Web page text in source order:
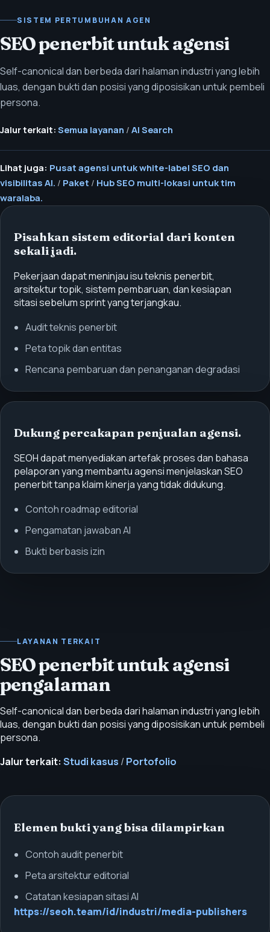
SISTEM PERTUMBUHAN AGEN
SEO penerbit untuk agensi
Self-canonical dan berbeda dari halaman industri yang lebih
luas, dengan bukti dan posisi yang diposisikan untuk pembeli
persona.
Jalur terkait: Semua layanan / AI Search
Lihat juga: Pusat agensi untuk white-label SEO dan
visibilitas AI. / Paket / Hub SEO multi-lokasi untuk tim
waralaba.
Pisahkan sistem editorial dari konten
sekali jadi.
Pekerjaan dapat meninjau isu teknis penerbit,
arsitektur topik, sistem pembaruan, dan kesiapan
sitasi sebelum sprint yang terjangkau.
Audit teknis penerbit
Peta topik dan entitas
Rencana pembaruan dan penanganan degradasi
Dukung percakapan penjualan agensi.
SEOH dapat menyediakan artefak proses dan bahasa
pelaporan yang membantu agensi menjelaskan SEO
penerbit tanpa klaim kinerja yang tidak didukung.
Contoh roadmap editorial
Pengamatan jawaban AI
Bukti berbasis izin
LAYANAN TERKAIT
SEO penerbit untuk agensi
pengalaman
Self-canonical dan berbeda dari halaman industri yang lebih
luas, dengan bukti dan posisi yang diposisikan untuk pembeli
persona.
Jalur terkait: Studi kasus / Portofolio
Elemen bukti yang bisa dilampirkan
Contoh audit penerbit
Peta arsitektur editorial
Catatan kesiapan sitasi AI
https://seoh.team/id/industri/media-publishers